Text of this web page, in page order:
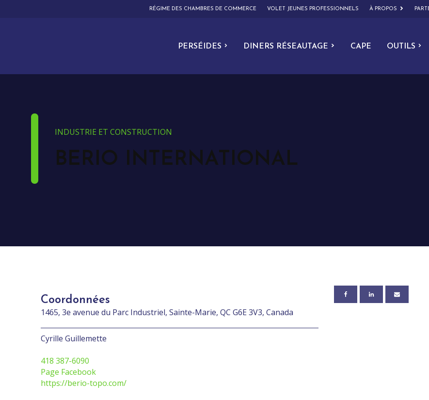
RÉGIME DES CHAMBRES DE COMMERCE VOLET JEUNES PROFESSIONNELS À PROPOS
PERSÉIDES DINERS RÉSEAUTAGE CAPE OUTILS
INDUSTRIE ET CONSTRUCTION
BERIO INTERNATIONAL
Coordonnées
1465, 3e avenue du Parc Industriel, Sainte-Marie, QC G6E 3V3, Canada
Cyrille Guillemette
418 387-6090
Page Facebook
https://berio-topo.com/